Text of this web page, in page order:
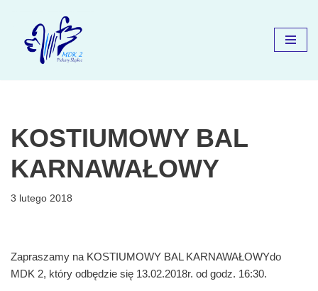
Przejdź
KOSTIUMOWY BAL
KARNAWAŁOWY
3 lutego 2018
Zapraszamy na KOSTIUMOWY BAL KARNAWAŁOWYdo
MDK 2, który odbędzie się 13.02.2018r. od godz. 16:30.